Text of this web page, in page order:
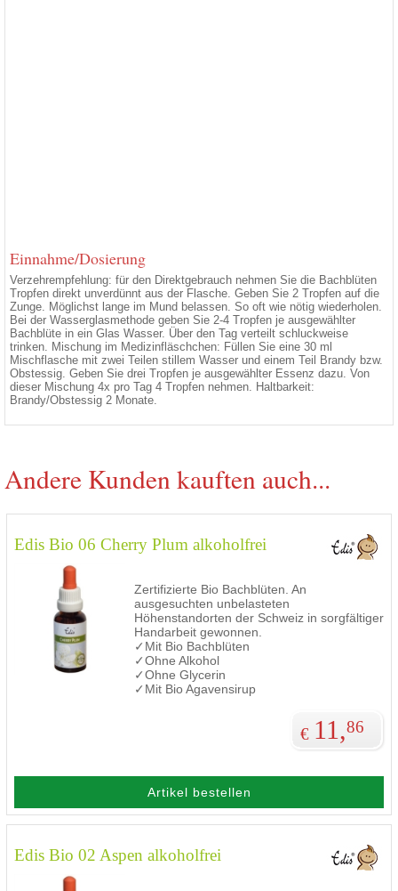
Einnahme/Dosierung
Verzehrempfehlung: für den Direktgebrauch nehmen Sie die Bachblüten
Tropfen direkt unverdünnt aus der Flasche. Geben Sie 2 Tropfen auf die
Zunge. Möglichst lange im Mund belassen. So oft wie nötig wiederholen.
Bei der Wasserglasmethode geben Sie 2-4 Tropfen je ausgewählter
Bachblüte in ein Glas Wasser. Über den Tag verteilt schluckweise
trinken. Mischung im Medizinfläschchen: Füllen Sie eine 30 ml
Mischflasche mit zwei Teilen stillem Wasser und einem Teil Brandy bzw.
Obstessig. Geben Sie drei Tropfen je ausgewählter Essenz dazu. Von
dieser Mischung 4x pro Tag 4 Tropfen nehmen. Haltbarkeit:
Brandy/Obstessig 2 Monate.
Andere Kunden kauften auch...
Edis Bio 06 Cherry Plum alkoholfrei
Zertifizierte Bio Bachblüten. An
ausgesuchten unbelasteten
Höhenstandorten der Schweiz in sorgfältiger
Handarbeit gewonnen.
✓Mit Bio Bachblüten
✓Ohne Alkohol
✓Ohne Glycerin
✓Mit Bio Agavensirup
€ 11,86
Artikel bestellen
Edis Bio 02 Aspen alkoholfrei